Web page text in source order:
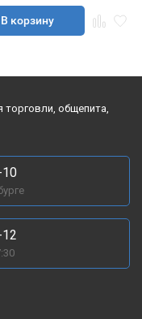
В корзину
общепита,